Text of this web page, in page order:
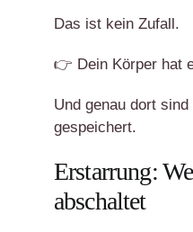
Das ist kein Zufall.
👉 Dein Körper hat
Und genau dort
gespeichert.
Erstarrung:
abschaltet